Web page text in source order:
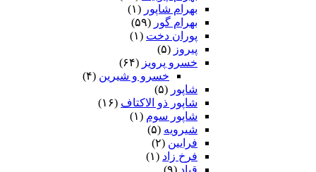
بهرام شاپور (۱)
بهرام گور (۵۹)
پوران دخت (۱)
پیروز (۵)
خسرو پرویز (۶۴)
خسرو و شیرین (۴)
شاپور (۵)
شاپور ذو الاکتاف (۱۶)
شاپور سوم‏ (۱)
شیرویه (۵)
فرایین (۲)
فرخ زاد (۱)